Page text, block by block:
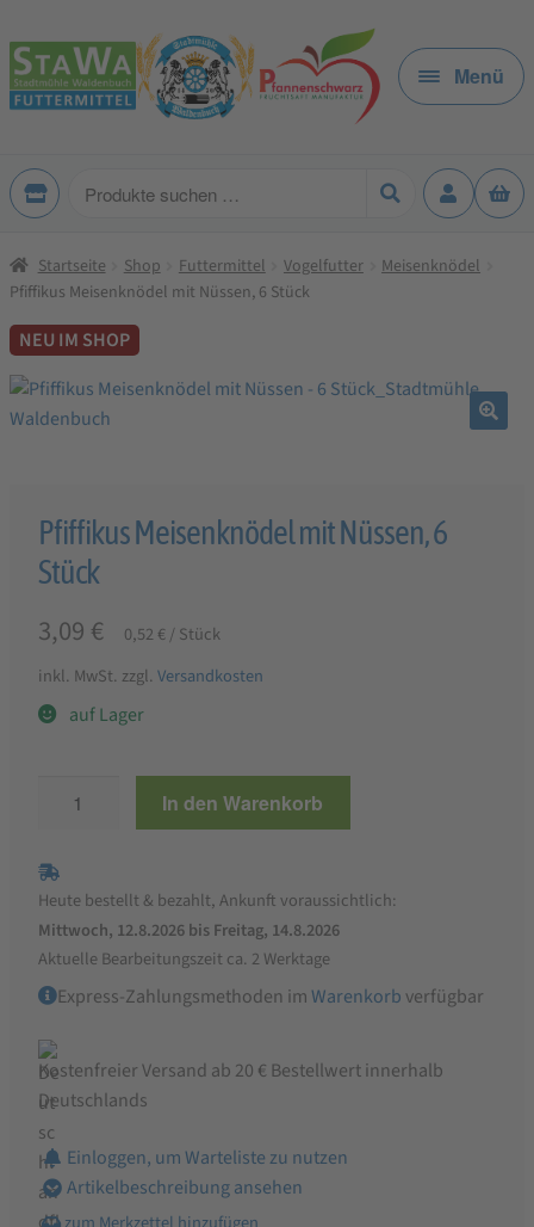
Zur
Navigation
springen
Zum
Inhalt
springen
Menü
Produkte
Startseite Shop Futtermittel Vogelfutter
Meisenknödel
Pfiffikus Meisenknödel mit Nüssen, 6 Stück
NEU IM SHOP
Pfiffikus Meisenknödel mit Nüssen, 6
Stück
3,09 € 0,52 € /Stück
inkl. MwSt. zzgl. Versandkosten
auf Lager
Meisenknödel
Nüssen,
6
Stück
Menge
In den Warenkorb
Heute bestellt & bezahlt, Ankunft voraussichtlich:
Mittwoch, 12.8.2026 bis Freitag, 14.8.2026
Aktuelle Bearbeitungszeit ca. 2 Werktage
Express-Zahlungsmethoden imWarenkorb verfügbar
Kostenfreier Versand ab 20 € Bestellwert innerhalb
Deutschlands
Einloggen, um Warteliste zu nutzen
Artikelbeschreibung ansehen